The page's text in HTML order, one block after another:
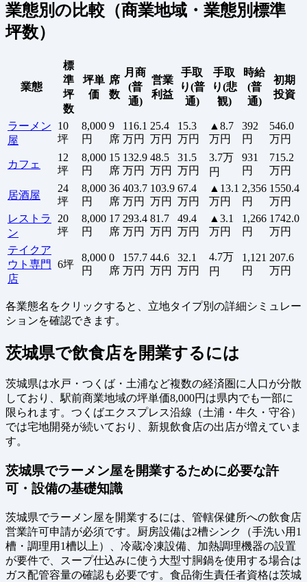
業態別の比較（商業地域・業態別標準
坪数）
業態
標
準
坪
数
坪単
価
席
数
月商
(普
通)
営業
利益
手取
り(普
通)
手取
り(悲
観)
時給
(普
通)
初期
投資
ラーメン
屋
10
坪
8,000
円
9
席
116.1
万円
25.4
万円
15.3
万円
▲8.7
万円
392
円
546.0
万円
カフェ
12
坪
8,000
円
15
席
132.9
万円
48.5
万円
31.5
万円
3.7万
円
931
円
715.2
万円
居酒屋
24
坪
8,000
円
36
席
403.7
万円
103.9
万円
67.4
万円
▲13.1
万円
2,356
円
1550.4
万円
レストラ
ン
20
坪
8,000
円
17
席
293.4
万円
81.7
万円
49.4
万円
▲3.1
万円
1,266
円
1742.0
万円
テイクア
ウト専門
店
6坪
8,000
円
0
席
157.7
万円
44.6
万円
32.1
万円
4.7万
円
1,121
円
207.6
万円
各業態名をクリックすると、立地タイプ別の詳細シミュレー
ションを確認できます。
茨城県で飲食店を開業するには
茨城県は水戸・つくば・土浦など複数の経済圏に人口が分散
しており、駅前商業地域の坪単価8,000円は県内でも一部に
限られます。つくばエクスプレス沿線（土浦・牛久・守谷）
では宅地開発が続いており、新規飲食店の出店が増えていま
す。
茨城県でラーメン屋を開業するために必要な許
可・設備の基礎知識
茨城県でラーメン屋を開業するには、管轄保健所への飲食店
営業許可申請が必須です。厨房設備は2槽シンク（手洗い用1
槽・調理用1槽以上）、冷蔵冷凍設備、加熱調理機器の設置
が要件で、スープ仕込みに使う大型寸胴鍋を使用する場合は
ガス配管容量の確認も必要です。食品衛生責任者資格は茨城